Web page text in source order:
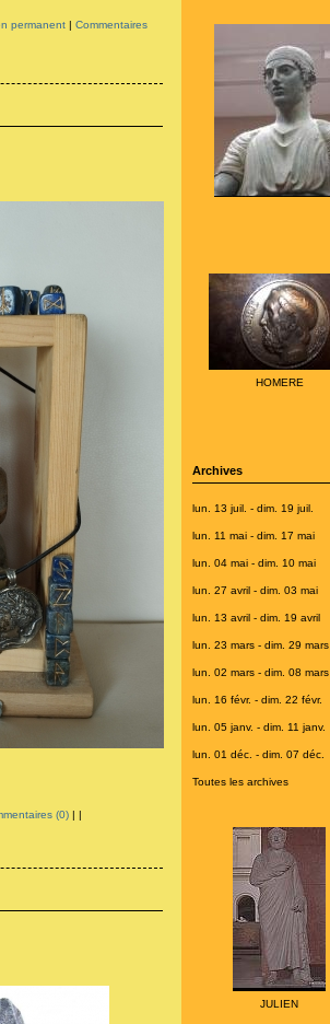
HOMERE
Archives
lun. 13 juil. - dim. 19 juil.
lun. 11 mai - dim. 17 mai
lun. 04 mai - dim. 10 mai
lun. 27 avril - dim. 03 mai
lun. 13 avril - dim. 19 avril
lun. 23 mars - dim. 29 mars
lun. 02 mars - dim. 08 mars
lun. 16 févr. - dim. 22 févr.
lun. 05 janv. - dim. 11 janv.
lun. 01 déc. - dim. 07 déc.
Toutes les archives
JULIEN
permanent| Commentaires
(0)| |